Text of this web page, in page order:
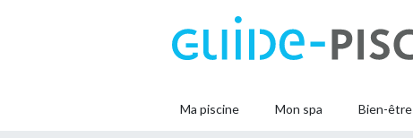
Ma piscine Mon spa Bien-être